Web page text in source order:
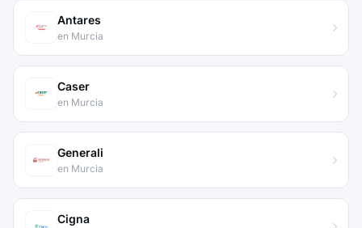
Antares
en Murcia
Caser
en Murcia
Generali
en Murcia
Cigna